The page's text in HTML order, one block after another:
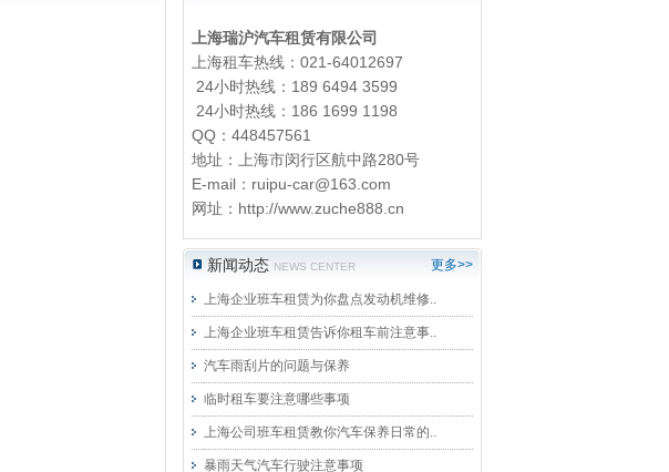
机场接送汽车租赁
宾馆配套用车
长期包租用车
市民租车
专车租赁
上海瑞沪汽车租赁有限公司
上海租车热线：021-64012697
24小时热线：189 6494 3599
24小时热线：186 1699 1198
QQ：448457561
地址：上海市闵行区航中路280号
E-mail： ruipu-car@163.com
网址： http://www.zuche888.cn
新闻动态 NEWS CENTER 更多>>
上海企业班车租赁为你盘点发动机维修..
上海企业班车租赁告诉你租车前注意事..
汽车雨刮片的问题与保养
临时租车要注意哪些事项
上海公司班车租赁教你汽车保养日常的..
暴雨天气汽车行驶注意事项